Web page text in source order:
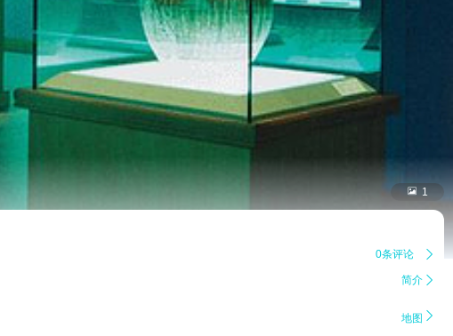
 1
0条评论 
简介 
地图 